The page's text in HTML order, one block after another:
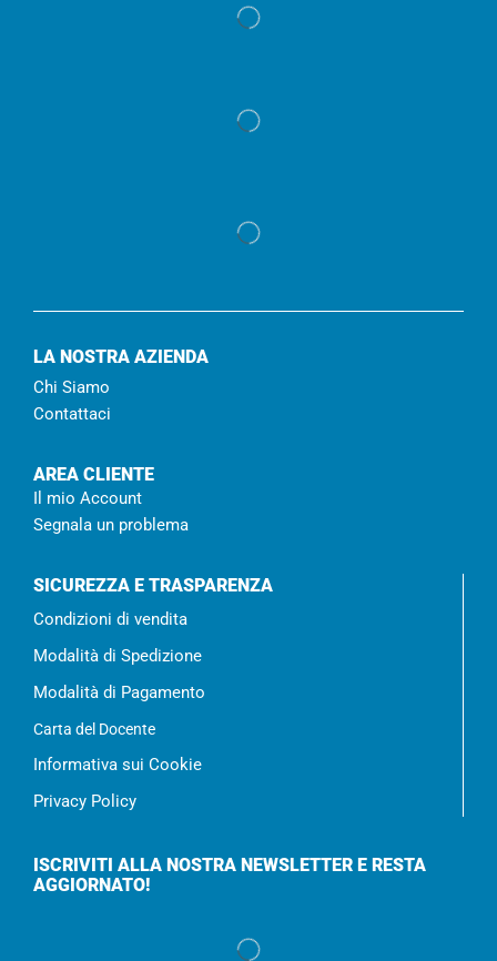
LA NOSTRA AZIENDA
Chi Siamo
Contattaci
AREA CLIENTE
Il mio Account
Segnala un problema
SICUREZZA E TRASPARENZA
Condizioni di vendita
Modalità di Spedizione
Modalità di Pagamento
Carta del Docente
Informativa sui Cookie
Privacy Policy
ISCRIVITI ALLA NOSTRA NEWSLETTER E RESTA
AGGIORNATO!